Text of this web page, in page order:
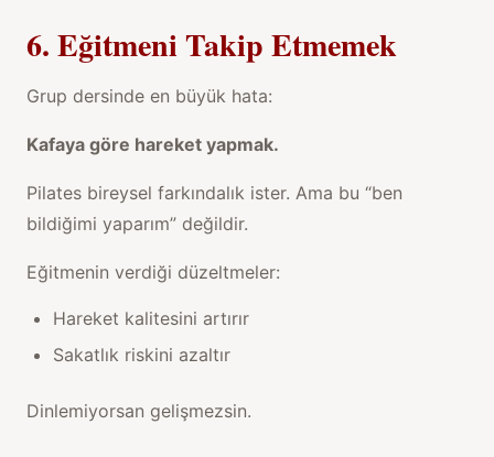
6. Eğitmeni Takip Etmemek
Grup dersinde en büyük hata:
Kafaya göre hareket yapmak.
Pilates bireysel farkındalık ister. Ama bu “ben
bildiğimi yaparım” değildir.
Eğitmenin verdiği düzeltmeler:
Hareket kalitesini artırır
Sakatlık riskini azaltır
Dinlemiyorsan gelişmezsin.